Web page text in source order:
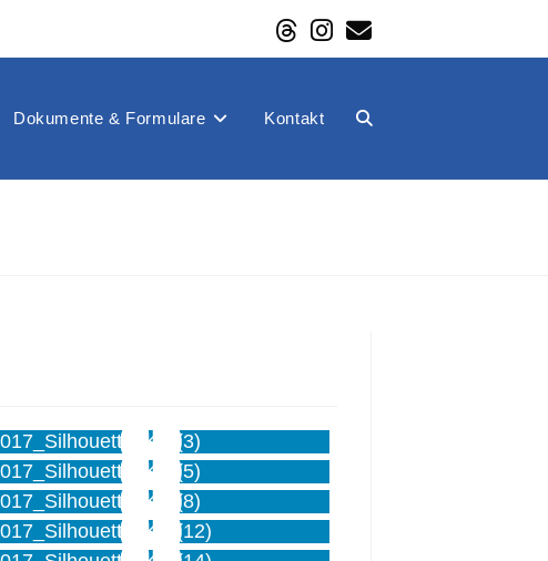
Dokumente & Formulare Kontakt Website-